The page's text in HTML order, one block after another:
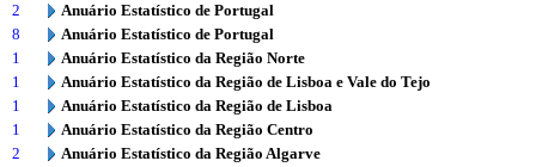
2
Anuário Estatístico de Portugal
8
Anuário Estatístico de Portugal
1
Anuário Estatístico da Região Norte
1
Anuário Estatístico da Região de Lisboa e Vale do Tejo
1
Anuário Estatístico da Região de Lisboa
1
Anuário Estatístico da Região Centro
2
Anuário Estatístico da Região Algarve